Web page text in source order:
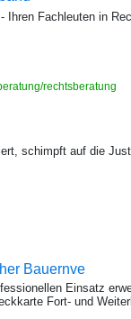
Ihren Fachleuten in
rechtsberatung
schimpft auf die
Bauernve
Einsatz
Fort- und